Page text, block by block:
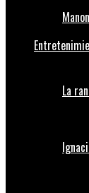
La